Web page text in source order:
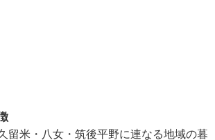
留米・八女・筑後平野に連なる地域の暮